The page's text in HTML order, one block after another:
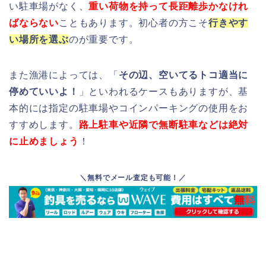
い駐車場がなく、重い荷物を持って長距離歩かなけれ
ばならないこともあります。初心者の方こそ行きやす
い場所を選ぶのが重要です。
また漁港によっては、「 その辺、空いてるトコ適当に
停めていいよ！
」といわれるケースもありますが、基
本的には指定の駐車場やコインパーキングの使用をお
すすめします。 路上駐車や近隣で無断駐車などは絶対
に止めましょう
！
＼無料でメール査定も可能！／